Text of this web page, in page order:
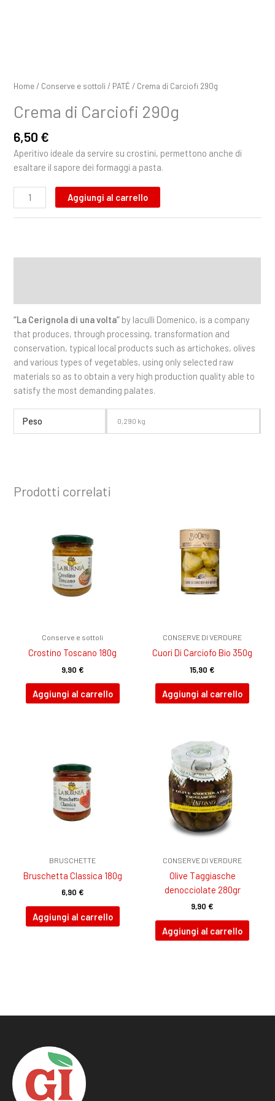
Home / Conserve e sottoli / PATÉ / Crema di Carciofi 290g
Crema di Carciofi 290g
6,50 €
Aperitivo ideale da servire su crostini, permettono anche di
esaltare il sapore dei formaggi a pasta.
Aggiungi al carrello
“La Cerignola di una volta” by Iaculli Domenico, is a company
that produces, through processing, transformation and
conservation, typical local products such as artichokes, olives
and various types of vegetables, using only selected raw
materials so as to obtain a very high production quality able to
satisfy the most demanding palates.
Peso 0,290 kg
Prodotti correlati
Conserve e sottoli
Crostino Toscano 180g
9,90 €
Aggiungi al carrello
CONSERVE DI VERDURE
Cuori Di Carciofo Bio 350g
15,90 €
Aggiungi al carrello
BRUSCHETTE
Bruschetta Classica 180g
6,90 €
Aggiungi al carrello
CONSERVE DI VERDURE
Olive Taggiasche
denocciolate 280gr
9,90 €
Aggiungi al carrello